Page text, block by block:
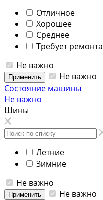
Отличное
Хорошее
Среднее
Требует ремонта
Не важно
Применить
Не важно
Состояние машины
Не важно
Шины
Летние
Зимние
Не важно
Применить
Не важно